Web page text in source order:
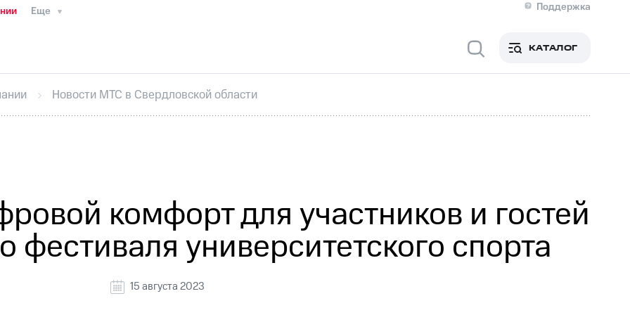
Еще
Поддержка
Медиа-центр
ИнтервьюФинансовая отчетностьКонтактыНовости в регионе
секретарьРаскрытие информацииИнформация акционерам
кабинет акционераАкционерный капиталКонтроль и аудитРынок акций
КАТАЛОГ
Новости МТС в Свердловской области
комфорт для участников и гостей
университетского спорта
15 августа 2023